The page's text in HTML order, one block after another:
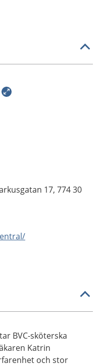
17, 774 30
BVC-sköterska
Katrin
och stor